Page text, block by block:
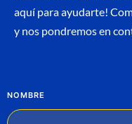
aquí para ayudarte!
y nos pondremos en
NOMBRE